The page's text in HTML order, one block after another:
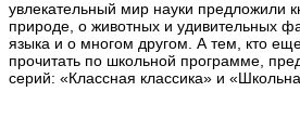
увлекательный мир науки предложили
природе, о животных и удивительных
языка и о многом другом. А тем, кто
прочитать по школьной программе,
серий: «Классная классика» и